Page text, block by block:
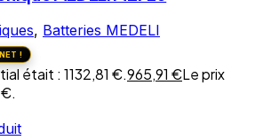
, Batteries MEDELI
!
était : 1132,81 €.965,91 €Le prix